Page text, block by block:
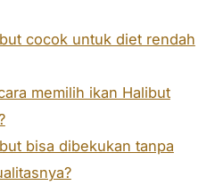
cocok untuk diet rendah
memilih ikan Halibut
bisa dibekukan tanpa